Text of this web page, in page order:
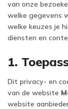
van onze
welke gegevens
welke keuzes je
diensten en
1.
Dit privacy- en
van de website
website